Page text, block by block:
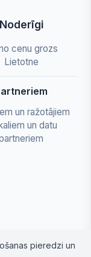
Noderīgi
cenu grozs
Lietotne
un ražotājiem
un datu
pieredzi un